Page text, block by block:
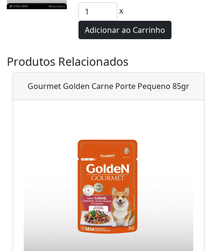
x
Adicionar ao Carrinho
Produtos Relacionados
Gourmet Golden Carne Porte Pequeno 85gr